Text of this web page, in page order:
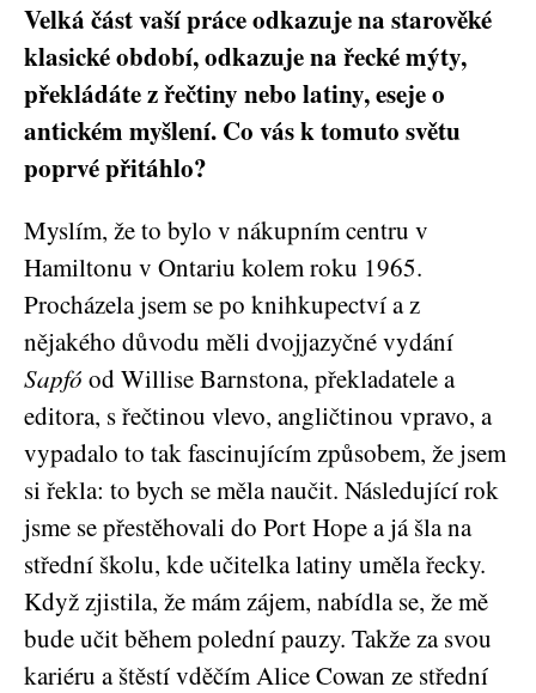
Velká část vaší práce odkazuje na starověké
klasické období, odkazuje na řecké mýty,
překládáte z řečtiny nebo latiny, eseje o
antickém myšlení. Co vás k tomuto světu
poprvé přitáhlo?
Myslím, že to bylo v nákupním centru v
Hamiltonu v Ontariu kolem roku 1965.
Procházela jsem se po knihkupectví a z
nějakého důvodu měli dvojjazyčné vydání
Sapfó od Willise Barnstona, překladatele a
editora, s řečtinou vlevo, angličtinou vpravo, a
vypadalo to tak fascinujícím způsobem, že jsem
si řekla: to bych se měla naučit. Následující rok
jsme se přestěhovali do Port Hope a já šla na
střední školu, kde učitelka latiny uměla řecky.
Když zjistila, že mám zájem, nabídla se, že mě
bude učit během polední pauzy. Takže za svou
kariéru a štěstí vděčím Alice Cowan ze střední